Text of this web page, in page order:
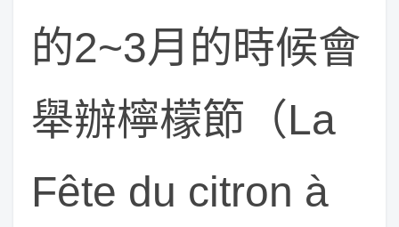
的2~3月的時候會
舉辦檸檬節（La
Fête du citron à